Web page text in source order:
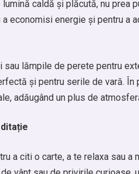
caldă și plăcută, nu prea
economisi energie și pentru a
lămpile de perete pentru
și pentru serile de vară. În
adăugând un plus de
a citi o carte, a te relaxa sau a